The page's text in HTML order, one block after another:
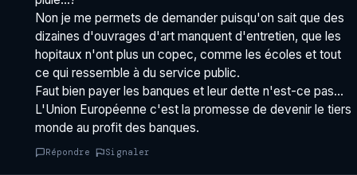
Non je me permets de demander puisqu'on sait que des
dizaines d'ouvrages d'art manquent d'entretien, que les
hopitaux n'ont plus un copec, comme les écoles et tout
ce qui ressemble à du service public.
Faut bien payer les banques et leur dette n'est-ce pas…
L'Union Européenne c'est la promesse de devenir le tiers
monde au profit des banques.
Répondre Signaler